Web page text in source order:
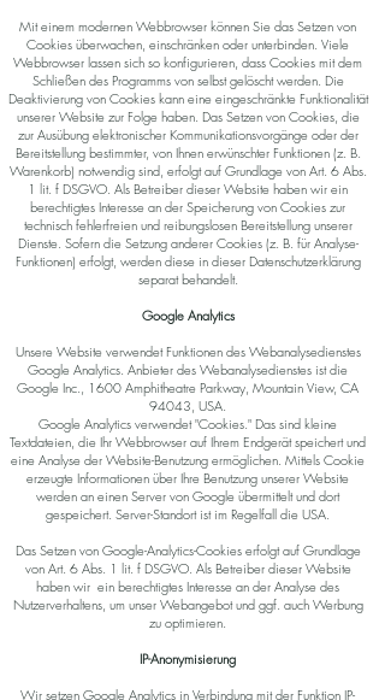
Mit einem modernen Webbrowser können Sie das Setzen von
Cookies überwachen, einschränken oder unterbinden. Viele
Webbrowser lassen sich so konfigurieren, dass Cookies mit dem
Schließen des Programms von selbst gelöscht werden. Die
Deaktivierung von Cookies kann eine eingeschränkte Funktionalität
unserer Website zur Folge haben. Das Setzen von Cookies, die
zur Ausübung elektronischer Kommunikationsvorgänge oder der
Bereitstellung bestimmter, von Ihnen erwünschter Funktionen (z. B.
Warenkorb) notwendig sind, erfolgt auf Grundlage von Art. 6 Abs.
1 lit. f DSGVO. Als Betreiber dieser Website haben wir ein
berechtigtes Interesse an der Speicherung von Cookies zur
technisch fehlerfreien und reibungslosen Bereitstellung unserer
Dienste. Sofern die Setzung anderer Cookies (z. B. für Analyse-
Funktionen) erfolgt, werden diese in dieser Datenschutzerklärung
separat behandelt.
Google Analytics
Unsere Website verwendet Funktionen des Webanalysedienstes
Google Analytics. Anbieter des Webanalysedienstes ist die
Google Inc., 1600 Amphitheatre Parkway, Mountain View, CA
94043, USA.
Google Analytics verwendet "Cookies." Das sind kleine
Textdateien, die Ihr Webbrowser auf Ihrem Endgerät speichert und
eine Analyse der Website-Benutzung ermöglichen. Mittels Cookie
erzeugte Informationen über Ihre Benutzung unserer Website
werden an einen Server von Google übermittelt und dort
gespeichert. Server-Standort ist im Regelfall die USA.
Das Setzen von Google-Analytics-Cookies erfolgt auf Grundlage
von Art. 6 Abs. 1 lit. f DSGVO. Als Betreiber dieser Website
haben wir ein berechtigtes Interesse an der Analyse des
Nutzerverhaltens, um unser Webangebot und ggf. auch Werbung
zu optimieren.
IP-Anonymisierung
Wir setzen Google Analytics in Verbindung mit der Funktion IP-